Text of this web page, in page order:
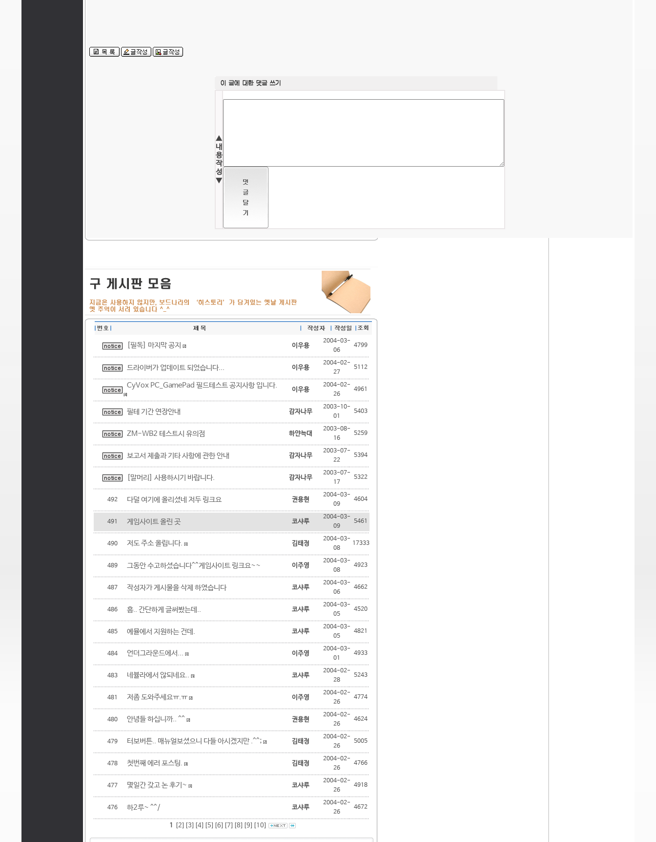
▲
내
용
작
성
▼
[필독] 마지막 공지 [2] 이우용
2004-03-
06
4799
드라이버가 업데이트 되었습니다... 이우용
2004-02-
27
5112
CyVox PC_GamePad 필드테스트 공지사항 입니다.
[4]
이우용
2004-02-
26
4961
필테 기간 연장안내 감자나무
2003-10-
01
5403
ZM-WB2 테스트시 유의점 하얀늑대
2003-08-
16
5259
보고서 제출과 기타 사항에 관한 안내 감자나무
2003-07-
22
5394
[말머리] 사용하시기 바랍니다. 감자나무
2003-07-
17
5322
492 다덜 여기에 올리셨네 저두 링크요 권용현
2004-03-
09
4604
491 게임사이트 올린 곳 코샤루
2004-03-
09
5461
490 저도 주소 올립니다. [1] 김태정
2004-03-
08
17333
489 그동안 수고하셨습니다^^게임사이트 링크요~~ 이주영
2004-03-
08
4923
487 작성자가 게시물을 삭제 하였습니다 코샤루
2004-03-
06
4662
486 흠.. 간단하게 글써봤는데.. 코샤루
2004-03-
05
4520
485 예뮬에서 지원하는 건데. 코샤루
2004-03-
05
4821
484 언더그라운드에서... [1] 이주영
2004-03-
01
4933
483 네뷸라에서 않되네요.. [5] 코샤루
2004-02-
28
5243
481 저좀 도와주세요ㅠ.ㅠ [2] 이주영
2004-02-
26
4774
480 안녕들 하십니까.. ^^ [2] 권용현
2004-02-
26
4624
479 터보버튼.. 매뉴얼보셨으니 다들 아시겠지만 .^^; [2] 김태정
2004-02-
26
5005
478 첫번째 에러 포스팅. [3] 김태정
2004-02-
26
4766
477 몇일간 갖고 논 후기~ [1] 코샤루
2004-02-
26
4918
476 하2루~ ^^/ 코샤루
2004-02-
26
4672
1 [2] [3] [4] [5] [6] [7] [8] [9] [10]